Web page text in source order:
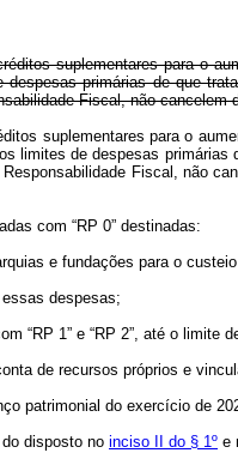
suplementares para o
despesas primárias de que
Fiscal, não
suplementares para o
limites de despesas primárias
Fiscal, não
com “RP 0” destinadas:
e fundações para o
despesas;
“RP 1” e “RP 2”, até o limite
de recursos próprios e
patrimonial do exercício de
disposto no inciso II do § 1º e